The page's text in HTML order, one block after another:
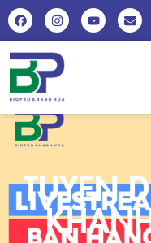
TUYEN